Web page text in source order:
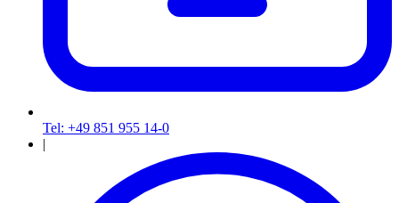
Tel: +49 851 955 14-0
|